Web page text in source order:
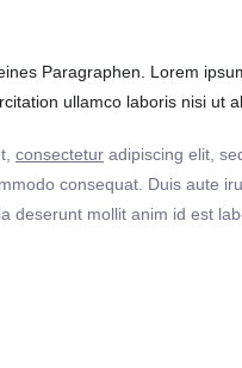
Paragraphen. Lorem
ullamco laboris nisi ut
consectetur adipiscing elit,
consequat. Duis aute
deserunt mollit anim id est